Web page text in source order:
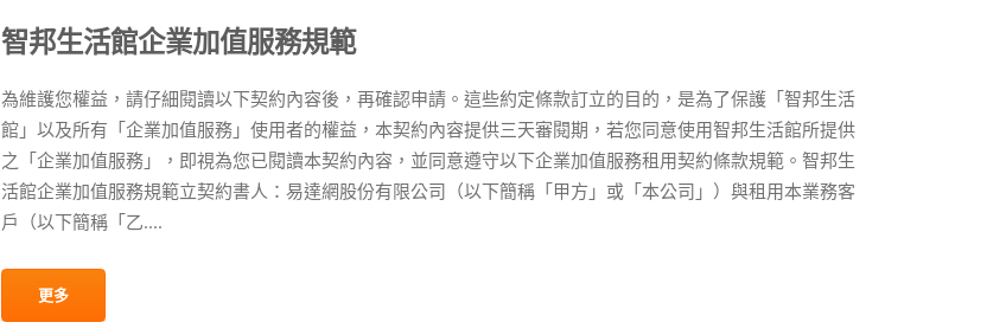
智邦生活館企業加值服務規範
為維護您權益，請仔細閱讀以下契約內容後，再確認申請。這些約定條款訂立的目的，是為了保護「智邦生活
館」以及所有「企業加值服務」使用者的權益，本契約內容提供三天審閱期，若您同意使用智邦生活館所提供
之「企業加值服務」，即視為您已閱讀本契約內容，並同意遵守以下企業加值服務租用契約條款規範。智邦生
活館企業加值服務規範立契約書人：易達網股份有限公司（以下簡稱「甲方」或「本公司」）與租用本業務客
戶（以下簡稱「乙....
更多